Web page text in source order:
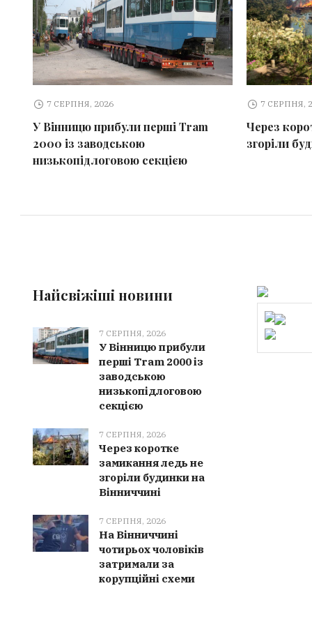
7 СЕРПНЯ, 2026
У Вінницю прибули перші Tram
2000 із заводською
низькопідлоговою секцією
7 СЕРПНЯ,
Через
згоріли
Найсвіжіші новини
7 СЕРПНЯ, 2026
У Вінницю прибули
перші Tram 2000 із
заводською
низькопідлоговою
секцією
7 СЕРПНЯ, 2026
Через коротке
замикання ледь не
згоріли будинки на
Вінниччині
7 СЕРПНЯ, 2026
На Вінниччині
чотирьох чоловіків
затримали за
корупційні схеми